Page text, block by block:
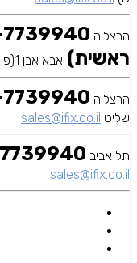
הרצליה
ראשית) אבא אבן 1(פינת משכית)
הרצליה 09-7739940
שליט sales@ifix.co.il
תל אביב 09-7739940
sales@ifix.co.il